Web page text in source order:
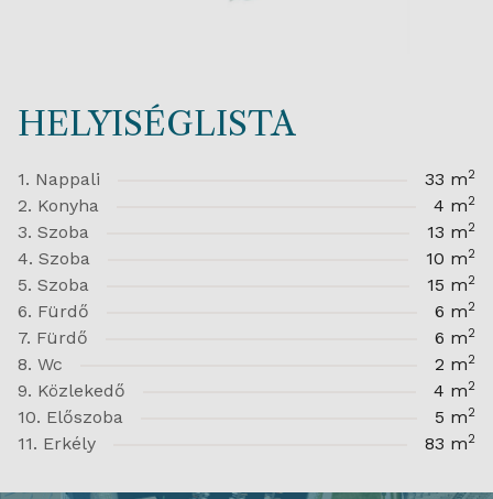
HELYISÉGLISTA
1. Nappali 33 m2
2. Konyha 4 m2
3. Szoba 13 m2
4. Szoba 10 m2
5. Szoba 15 m2
6. Fürdő 6 m2
7. Fürdő 6 m2
8. Wc 2 m2
9. Közlekedő 4 m2
10. Előszoba 5 m2
11. Erkély 83 m2